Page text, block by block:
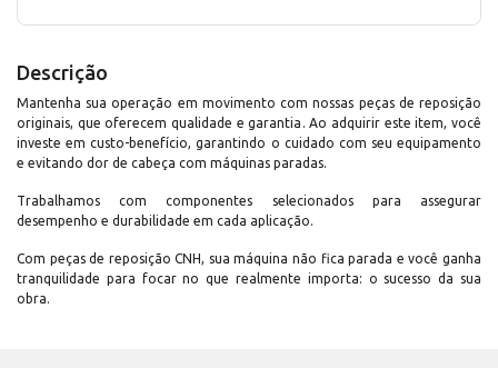
Descrição
Mantenha sua operação em movimento com nossas peças de reposição
originais, que oferecem qualidade e garantia. Ao adquirir este item, você
investe em custo-benefício, garantindo o cuidado com seu equipamento
e evitando dor de cabeça com máquinas paradas.
Trabalhamos com componentes selecionados para assegurar
desempenho e durabilidade em cada aplicação.
Com peças de reposição CNH, sua máquina não fica parada e você ganha
tranquilidade para focar no que realmente importa: o sucesso da sua
obra.